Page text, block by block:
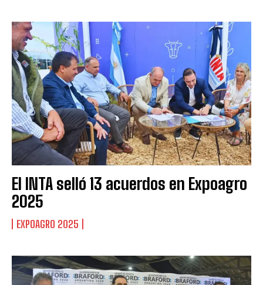
El INTA selló 13 acuerdos en Expoagro
2025
EXPOAGRO 2025